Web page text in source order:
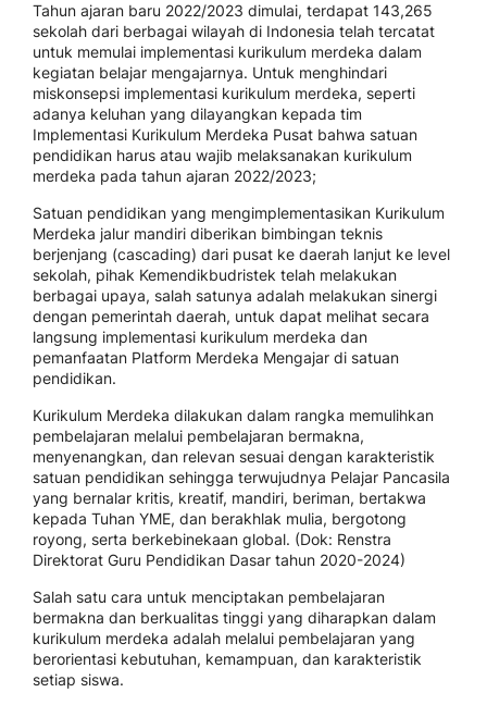
Tahun ajaran baru 2022/2023 dimulai, terdapat 143,265
sekolah dari berbagai wilayah di Indonesia telah tercatat
untuk memulai implementasi kurikulum merdeka dalam
kegiatan belajar mengajarnya. Untuk menghindari
miskonsepsi implementasi kurikulum merdeka, seperti
adanya keluhan yang dilayangkan kepada tim
Implementasi Kurikulum Merdeka Pusat bahwa satuan
pendidikan harus atau wajib melaksanakan kurikulum
merdeka pada tahun ajaran 2022/2023;
Satuan pendidikan yang mengimplementasikan Kurikulum
Merdeka jalur mandiri diberikan bimbingan teknis
berjenjang (cascading) dari pusat ke daerah lanjut ke level
sekolah, pihak Kemendikbudristek telah melakukan
berbagai upaya, salah satunya adalah melakukan sinergi
dengan pemerintah daerah, untuk dapat melihat secara
langsung implementasi kurikulum merdeka dan
pemanfaatan Platform Merdeka Mengajar di satuan
pendidikan.
Kurikulum Merdeka dilakukan dalam rangka memulihkan
pembelajaran melalui pembelajaran bermakna,
menyenangkan, dan relevan sesuai dengan karakteristik
satuan pendidikan sehingga terwujudnya Pelajar Pancasila
yang bernalar kritis, kreatif, mandiri, beriman, bertakwa
kepada Tuhan YME, dan berakhlak mulia, bergotong
royong, serta berkebinekaan global. (Dok: Renstra
Direktorat Guru Pendidikan Dasar tahun 2020-2024)
Salah satu cara untuk menciptakan pembelajaran
bermakna dan berkualitas tinggi yang diharapkan dalam
kurikulum merdeka adalah melalui pembelajaran yang
berorientasi kebutuhan, kemampuan, dan karakteristik
setiap siswa.